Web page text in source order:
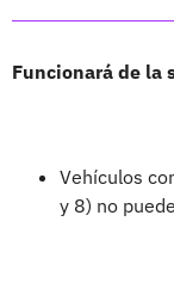
Funcionará de la
Vehículos
y 8) no